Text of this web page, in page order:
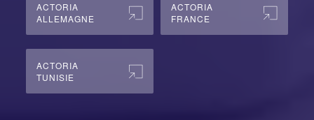
ACTORIA
ALLEMAGNE
ACTORIA
FRANCE
ACTORIA
TUNISIE